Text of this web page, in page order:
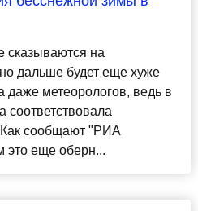
сказываются на
дальше будет еще хуже
даже метеорологов, ведь в
соответствовала
Как сообщают "РИА
это еще оберн...